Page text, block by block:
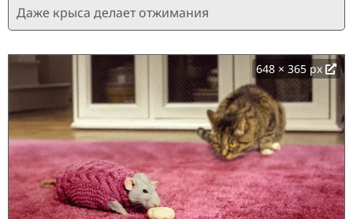
Даже крыса делает отжимания
648 × 365 px